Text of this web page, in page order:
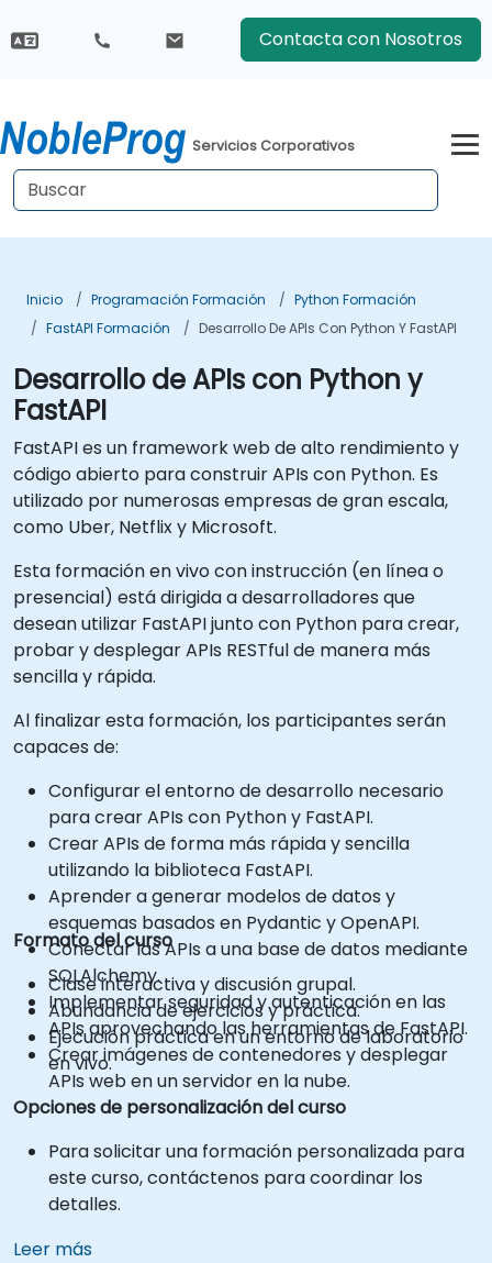
Contacta con Nosotros
Servicios Corporativos
Inicio Programación Formación
Python Formación
FastAPI Formación
Desarrollo De APIs Con Python Y FastAPI
Desarrollo de APIs con Python y
FastAPI
FastAPI es un framework web de alto rendimiento y
código abierto para construir APIs con Python. Es
utilizado por numerosas empresas de gran escala,
como Uber, Netflix y Microsoft.
Esta formación en vivo con instrucción (en línea o
presencial) está dirigida a desarrolladores que
desean utilizar FastAPI junto con Python para crear,
probar y desplegar APIs RESTful de manera más
sencilla y rápida.
Al finalizar esta formación, los participantes serán
capaces de:
Configurar el entorno de desarrollo necesario
para crear APIs con Python y FastAPI.
Crear APIs de forma más rápida y sencilla
utilizando la biblioteca FastAPI.
Aprender a generar modelos de datos y
esquemas basados en Pydantic y OpenAPI.
Conectar las APIs a una base de datos mediante
SQLAlchemy.
Implementar seguridad y autenticación en las
APIs aprovechando las herramientas de FastAPI.
Crear imágenes de contenedores y desplegar
APIs web en un servidor en la nube.
Formato del curso
Clase interactiva y discusión grupal.
Abundancia de ejercicios y práctica.
Ejecución práctica en un entorno de laboratorio
en vivo.
Opciones de personalización del curso
Para solicitar una formación personalizada para
este curso, contáctenos para coordinar los
detalles.
Leer más